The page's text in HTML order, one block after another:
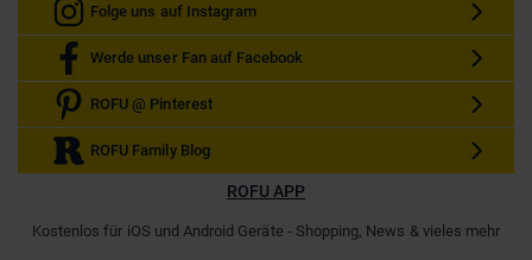
Folge uns auf Instagram
Werde unser Fan auf Facebook
ROFU @ Pinterest
ROFU Family Blog
ROFU APP
Kostenlos für iOS und Android Geräte - Shopping, News & vieles mehr